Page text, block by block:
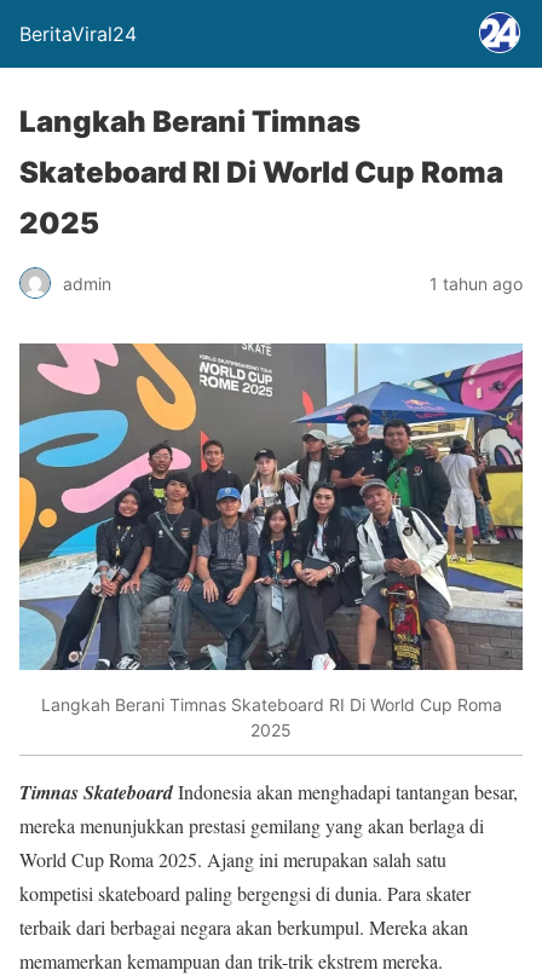
BeritaViral24
Langkah Berani Timnas
Skateboard RI Di World Cup Roma
2025
admin 1 tahun ago
Langkah Berani Timnas Skateboard RI Di World Cup Roma
2025
Timnas SkateboardIndonesia akan menghadapi tantangan besar,
mereka menunjukkan prestasi gemilang yang akan berlaga di
World Cup Roma 2025. Ajang ini merupakan salah satu
kompetisi skateboard paling bergengsi di dunia. Para skater
terbaik dari berbagai negara akan berkumpul. Mereka akan
memamerkan kemampuan dan trik-trik ekstrem mereka.